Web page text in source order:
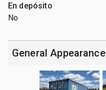
En depósito
No
General Appearance